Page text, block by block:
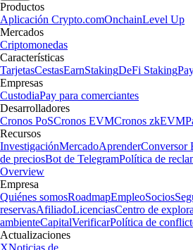
Productos
Aplicación Crypto.comOnchainLevel Up
Mercados
Criptomonedas
Características
TarjetasCestasEarnStakingDeFi Staking
Empresas
CustodiaPay para comerciantes
Desarrolladores
Cronos PoSCronos EVMCronos zkEVM
Recursos
InvestigaciónMercadoAprenderConversor
de preciosBot de TelegramPolítica de
Overview
Empresa
Quiénes somosRoadmapEmpleoSocios
reservasAfiliadoLicenciasCentro de
ambienteCapitalVerificarPolítica de
Actualizaciones
XNoticias de